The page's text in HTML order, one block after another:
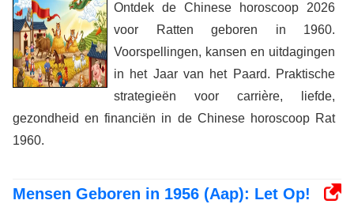
Ontdek de Chinese horoscoop 2026
voor Ratten geboren in 1960.
Voorspellingen, kansen en uitdagingen
in het Jaar van het Paard. Praktische
strategieën voor carrière, liefde,
gezondheid en financiën in de Chinese horoscoop Rat
1960.
Mensen Geboren in 1956 (Aap): Let Op!